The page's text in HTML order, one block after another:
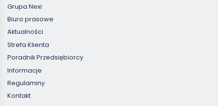
Grupa Nexi
Biuro prasowe
Aktualności
Strefa Klienta
Poradnik Przedsiębiorcy
Informacje
Regulaminy
Kontakt